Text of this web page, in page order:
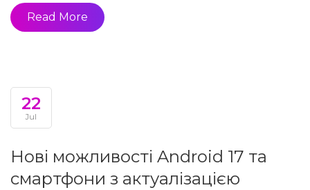
Read More
22
Jul
Нові можливості Android 17 та
смартфони з актуалізацією